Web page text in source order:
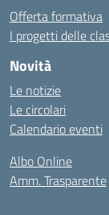
Offerta formativa
I progetti delle
Novità
Le notizie
Le circolari
Calendario eventi
Albo Online
Amm. Trasparente